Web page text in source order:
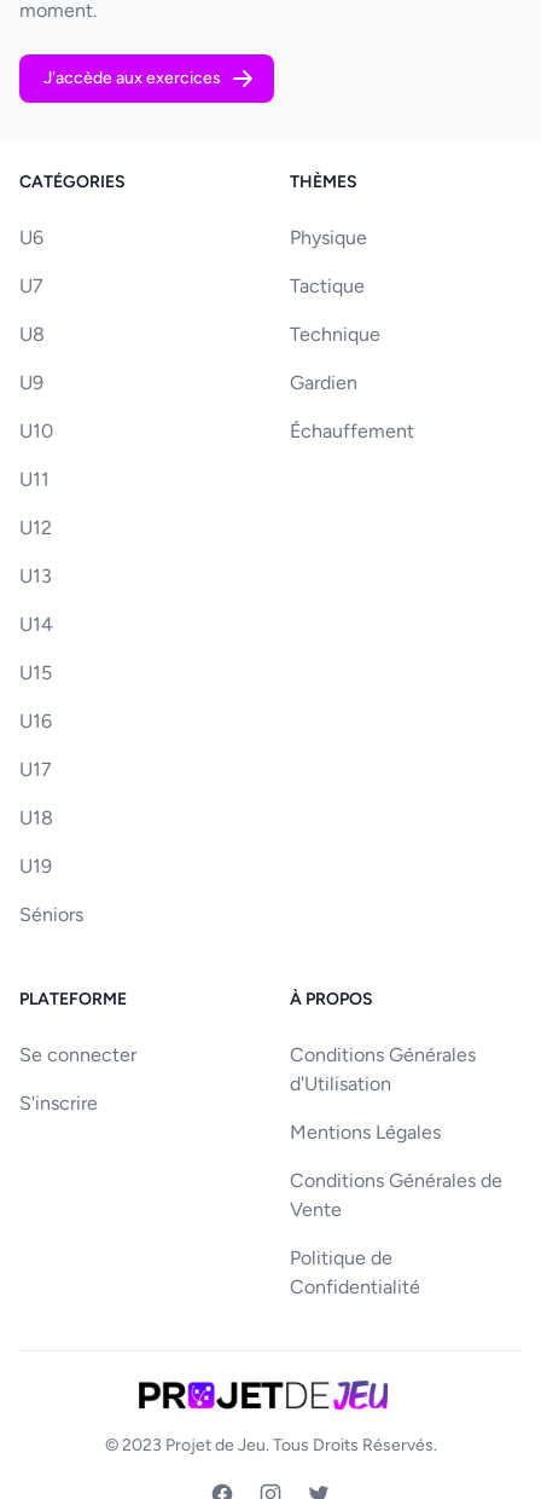
moment.
J'accède aux exercices
CATÉGORIES
U6
U7
U8
U9
U10
U11
U12
U13
U14
U15
U16
U17
U18
U19
Séniors
THÈMES
Physique
Tactique
Technique
Gardien
Échauffement
PLATEFORME
Se connecter
S'inscrire
À PROPOS
Conditions Générales
d'Utilisation
Mentions Légales
Conditions Générales de
Vente
Politique de
Confidentialité
© 2023 Projet de Jeu. Tous Droits Réservés.